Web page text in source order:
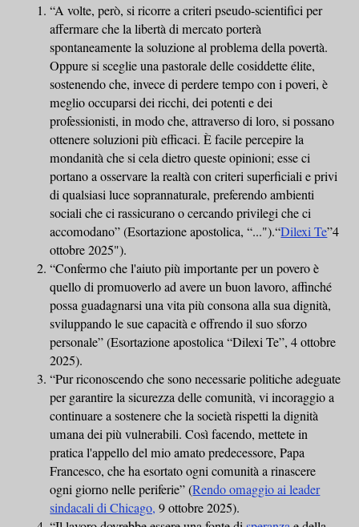
“A volte, però, si ricorre a criteri pseudo-scientifici per
affermare che la libertà di mercato porterà
spontaneamente la soluzione al problema della povertà.
Oppure si sceglie una pastorale delle cosiddette élite,
sostenendo che, invece di perdere tempo con i poveri, è
meglio occuparsi dei ricchi, dei potenti e dei
professionisti, in modo che, attraverso di loro, si possano
ottenere soluzioni più efficaci. È facile percepire la
mondanità che si cela dietro queste opinioni; esse ci
portano a osservare la realtà con criteri superficiali e privi
di qualsiasi luce soprannaturale, preferendo ambienti
sociali che ci rassicurano o cercando privilegi che ci
accomodano” (Esortazione apostolica, “...").“Dilexi Te”4
ottobre 2025").
“Confermo che l'aiuto più importante per un povero è
quello di promuoverlo ad avere un buon lavoro, affinché
possa guadagnarsi una vita più consona alla sua dignità,
sviluppando le sue capacità e offrendo il suo sforzo
personale” (Esortazione apostolica “Dilexi Te”, 4 ottobre
2025).
“Pur riconoscendo che sono necessarie politiche adeguate
per garantire la sicurezza delle comunità, vi incoraggio a
continuare a sostenere che la società rispetti la dignità
umana dei più vulnerabili. Così facendo, mettete in
pratica l'appello del mio amato predecessore, Papa
Francesco, che ha esortato ogni comunità a rinascere
ogni giorno nelle periferie” (Rendo omaggio ai leader
sindacali di Chicago, 9 ottobre 2025).